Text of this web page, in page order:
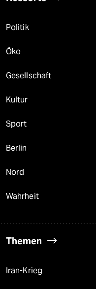
Politik
Öko
Gesellschaft
Kultur
Sport
Berlin
Nord
Wahrheit
Themen
Iran-Krieg